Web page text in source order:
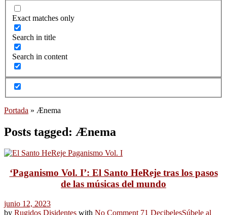
Exact matches only
Search in title
Search in content
Portada » Ænema
Posts tagged: Ænema
‘Paganismo Vol. I’: El Santo HeReje tras los pasos
de las músicas del mundo
junio 12, 2023
by Rugidos Disidentes with No Comment 71 DecibelesSúbele al